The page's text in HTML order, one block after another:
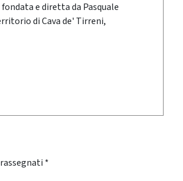
e diretta da Pasquale
di Cava de' Tirreni,
*